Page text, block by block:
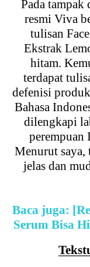
Pada tampak
resmi Viva
tulisan
Ekstrak
hitam.
terdapat
defenisi
Bahasa
dilengkapi
perempuan
Menurut saya,
jelas dan
Baca juga:
Serum Bisa